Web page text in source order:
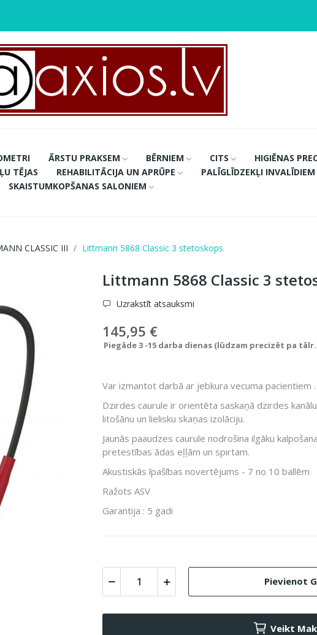
ĀRSTU PRAKSEM BĒRNIEM CITS HIGIĒNAS
TĒJAS REHABILITĀCIJA UN APRŪPE PALĪGLĪDZEKĻI INVALĪDIEM
SKAISTUMKOPŠANAS SALONIEM
CLASSIC III Littmann 5868 Classic 3 stetoskops
Littmann 5868 Classic 3
Uzrakstīt atsauksmi
145,95 €
Piegāde 3 -15 darba dienas (lūdzam precizēt pa tālr.
Var izmantot darbā ar jebkura vecuma pacientiem .
Dzirdes caurule ir orientēta saskaņā dzirdes
litošānu un lielisku skaņas izolāciju.
Jaunās paaudzes caurule nodrošina ilgāku
pretestības ādas eļļām un spirtam.
Akustiskās īpašības novertējums - 7 no 10 ballēm
Ražots ASV
Garantija : 5 gadi
Pievienot
Veikt